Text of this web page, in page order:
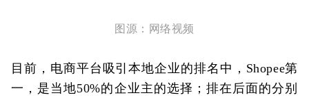
图源：网络视频
目前，电商平台吸引本地企业的排名中，Shopee第
一，是当地50%的企业主的选择；排在后面的分别